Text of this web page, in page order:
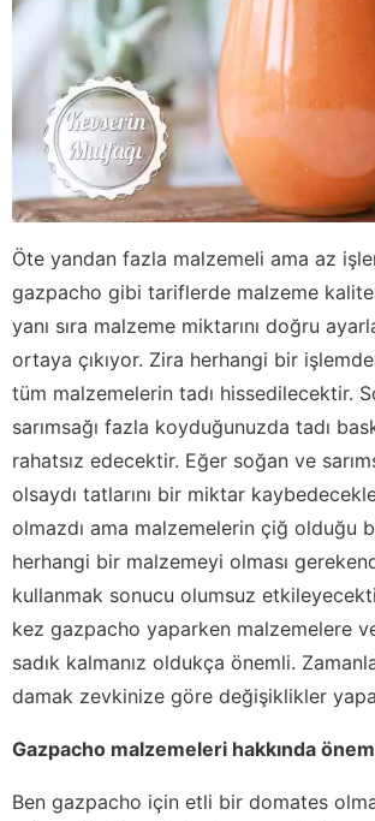
Öte yandan fazla malzemeli ama az
gazpacho gibi tariflerde malzeme
yanı sıra malzeme miktarını doğru
ortaya çıkıyor. Zira herhangi bir
tüm malzemelerin tadı hissedilecektir.
sarımsağı fazla koyduğunuzda tadı
rahatsız edecektir. Eğer soğan ve
olsaydı tatlarını bir miktar
olmazdı ama malzemelerin çiğ olduğu
herhangi bir malzemeyi olması
kullanmak sonucu olumsuz
kez gazpacho yaparken malzemelere
sadık kalmanız oldukça önemli.
damak zevkinize göre değişiklikler
Gazpacho malzemeleri hakkında
Ben gazpacho için etli bir domates